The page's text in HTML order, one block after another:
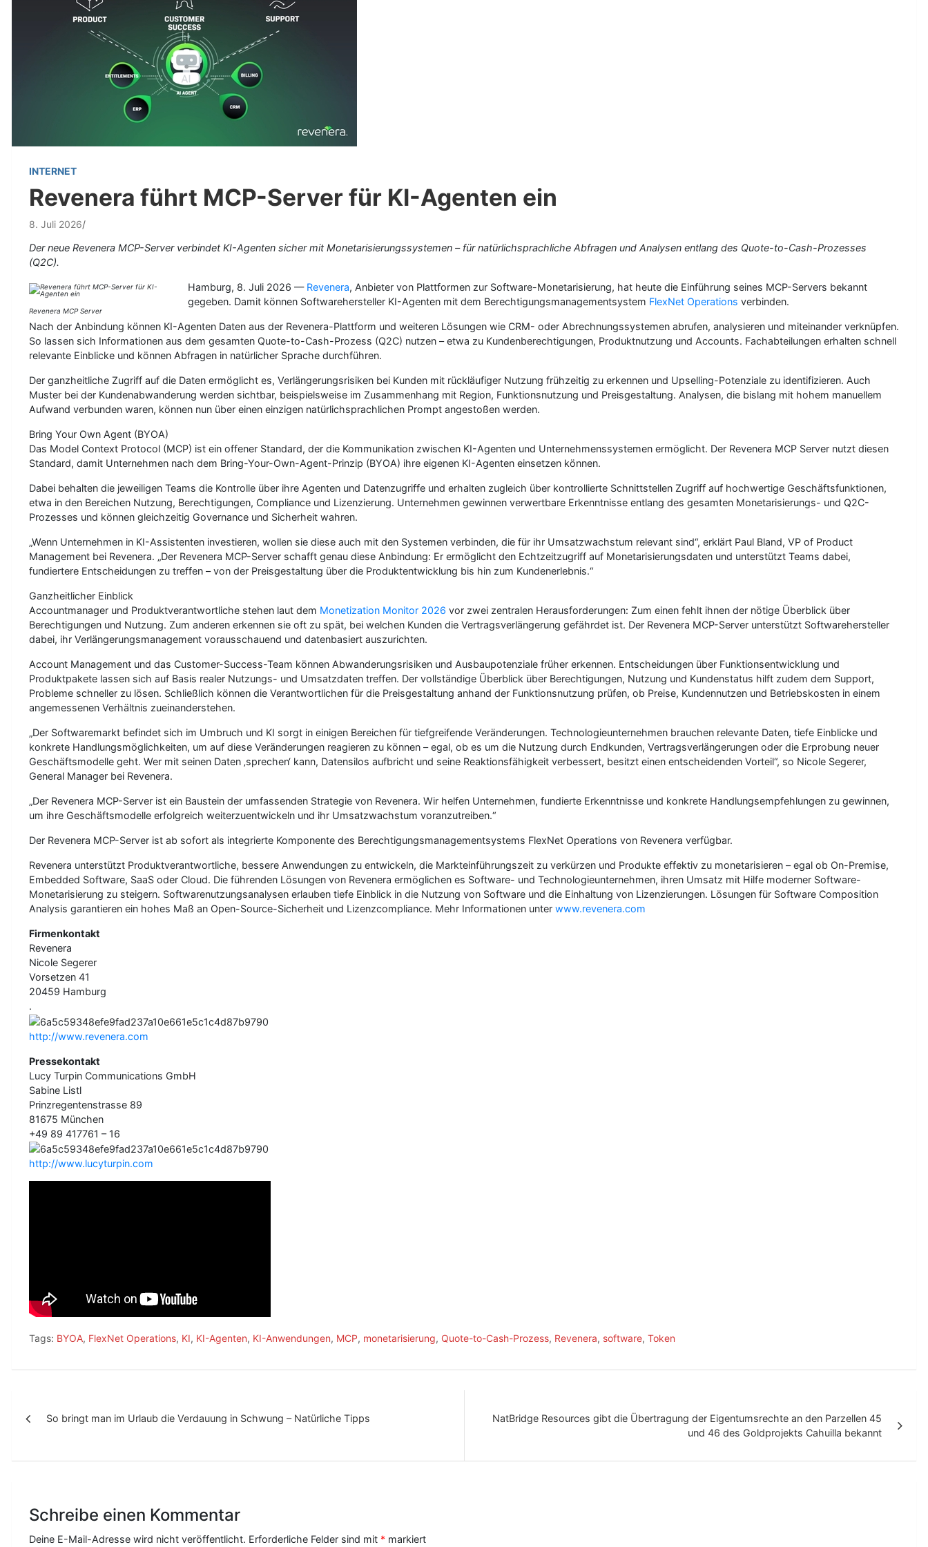
INTERNET
Revenera führt MCP-Server für KI-Agenten ein
8. Juli 2026
Der neue Revenera MCP-Server verbindet KI-Agenten sicher mit Monetarisierungssystemen – für natürlichsprachliche Abfragen und Analysen entlang des Quote-to-Cash-Prozesses
(Q2C).
Revenera MCP Server
Hamburg, 8. Juli 2026 — Revenera, Anbieter von Plattformen zur Software-Monetarisierung, hat heute die Einführung seines MCP-Servers bekannt
gegeben. Damit können Softwarehersteller KI-Agenten mit dem Berechtigungsmanagementsystem FlexNet Operations verbinden.
Nach der Anbindung können KI-Agenten Daten aus der Revenera-Plattform und weiteren Lösungen wie CRM- oder Abrechnungssystemen abrufen, analysieren und miteinander verknüpfen.
So lassen sich Informationen aus dem gesamten Quote-to-Cash-Prozess (Q2C) nutzen – etwa zu Kundenberechtigungen, Produktnutzung und Accounts. Fachabteilungen erhalten schnell
relevante Einblicke und können Abfragen in natürlicher Sprache durchführen.
Der ganzheitliche Zugriff auf die Daten ermöglicht es, Verlängerungsrisiken bei Kunden mit rückläufiger Nutzung frühzeitig zu erkennen und Upselling-Potenziale zu identifizieren. Auch
Muster bei der Kundenabwanderung werden sichtbar, beispielsweise im Zusammenhang mit Region, Funktionsnutzung und Preisgestaltung. Analysen, die bislang mit hohem manuellem
Aufwand verbunden waren, können nun über einen einzigen natürlichsprachlichen Prompt angestoßen werden.
Bring Your Own Agent (BYOA)
Das Model Context Protocol (MCP) ist ein offener Standard, der die Kommunikation zwischen KI-Agenten und Unternehmenssystemen ermöglicht. Der Revenera MCP Server nutzt diesen
Standard, damit Unternehmen nach dem Bring-Your-Own-Agent-Prinzip (BYOA) ihre eigenen KI-Agenten einsetzen können.
Dabei behalten die jeweiligen Teams die Kontrolle über ihre Agenten und Datenzugriffe und erhalten zugleich über kontrollierte Schnittstellen Zugriff auf hochwertige Geschäftsfunktionen,
etwa in den Bereichen Nutzung, Berechtigungen, Compliance und Lizenzierung. Unternehmen gewinnen verwertbare Erkenntnisse entlang des gesamten Monetarisierungs- und Q2C-
Prozesses und können gleichzeitig Governance und Sicherheit wahren.
„Wenn Unternehmen in KI-Assistenten investieren, wollen sie diese auch mit den Systemen verbinden, die für ihr Umsatzwachstum relevant sind“, erklärt Paul Bland, VP of Product
Management bei Revenera. „Der Revenera MCP-Server schafft genau diese Anbindung: Er ermöglicht den Echtzeitzugriff auf Monetarisierungsdaten und unterstützt Teams dabei,
fundiertere Entscheidungen zu treffen – von der Preisgestaltung über die Produktentwicklung bis hin zum Kundenerlebnis.“
Ganzheitlicher Einblick
Accountmanager und Produktverantwortliche stehen laut dem Monetization Monitor 2026 vor zwei zentralen Herausforderungen: Zum einen fehlt ihnen der nötige Überblick über
Berechtigungen und Nutzung. Zum anderen erkennen sie oft zu spät, bei welchen Kunden die Vertragsverlängerung gefährdet ist. Der Revenera MCP-Server unterstützt Softwarehersteller
dabei, ihr Verlängerungsmanagement vorausschauend und datenbasiert auszurichten.
Account Management und das Customer-Success-Team können Abwanderungsrisiken und Ausbaupotenziale früher erkennen. Entscheidungen über Funktionsentwicklung und
Produktpakete lassen sich auf Basis realer Nutzungs- und Umsatzdaten treffen. Der vollständige Überblick über Berechtigungen, Nutzung und Kundenstatus hilft zudem dem Support,
Probleme schneller zu lösen. Schließlich können die Verantwortlichen für die Preisgestaltung anhand der Funktionsnutzung prüfen, ob Preise, Kundennutzen und Betriebskosten in einem
angemessenen Verhältnis zueinanderstehen.
„Der Softwaremarkt befindet sich im Umbruch und KI sorgt in einigen Bereichen für tiefgreifende Veränderungen. Technologieunternehmen brauchen relevante Daten, tiefe Einblicke und
konkrete Handlungsmöglichkeiten, um auf diese Veränderungen reagieren zu können – egal, ob es um die Nutzung durch Endkunden, Vertragsverlängerungen oder die Erprobung neuer
Geschäftsmodelle geht. Wer mit seinen Daten ‚sprechen‘ kann, Datensilos aufbricht und seine Reaktionsfähigkeit verbessert, besitzt einen entscheidenden Vorteil“, so Nicole Segerer,
General Manager bei Revenera.
„Der Revenera MCP-Server ist ein Baustein der umfassenden Strategie von Revenera. Wir helfen Unternehmen, fundierte Erkenntnisse und konkrete Handlungsempfehlungen zu gewinnen,
um ihre Geschäftsmodelle erfolgreich weiterzuentwickeln und ihr Umsatzwachstum voranzutreiben.“
Der Revenera MCP-Server ist ab sofort als integrierte Komponente des Berechtigungsmanagementsystems FlexNet Operations von Revenera verfügbar.
Revenera unterstützt Produktverantwortliche, bessere Anwendungen zu entwickeln, die Markteinführungszeit zu verkürzen und Produkte effektiv zu monetarisieren – egal ob On-Premise,
Embedded Software, SaaS oder Cloud. Die führenden Lösungen von Revenera ermöglichen es Software- und Technologieunternehmen, ihren Umsatz mit Hilfe moderner Software-
Monetarisierung zu steigern. Softwarenutzungsanalysen erlauben tiefe Einblick in die Nutzung von Software und die Einhaltung von Lizenzierungen. Lösungen für Software Composition
Analysis garantieren ein hohes Maß an Open-Source-Sicherheit und Lizenzcompliance. Mehr Informationen unter www.revenera.com
Firmenkontakt
Revenera
Nicole Segerer
Vorsetzen 41
20459 Hamburg
.
http://www.revenera.com
Pressekontakt
Lucy Turpin Communications GmbH
Sabine Listl
Prinzregentenstrasse 89
81675 München
+49 89 417761 – 16
http://www.lucyturpin.com
Tags: BYOA, FlexNet Operations, KI, KI-Agenten, KI-Anwendungen, MCP, monetarisierung, Quote-to-Cash-Prozess, Revenera, software, Token
So bringt man im Urlaub die Verdauung in Schwung – Natürliche Tipps
NatBridge Resources gibt die Übertragung der Eigentumsrechte an den Parzellen 45
und 46 des Goldprojekts Cahuilla bekannt
Schreibe einen Kommentar
Deine E-Mail-Adresse wird nicht veröffentlicht. Erforderliche Felder sind mit * markiert